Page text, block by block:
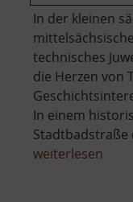
In der kleinen
technisches
die Herzen von
In einem
Stadtbadstraße
weiterlesen